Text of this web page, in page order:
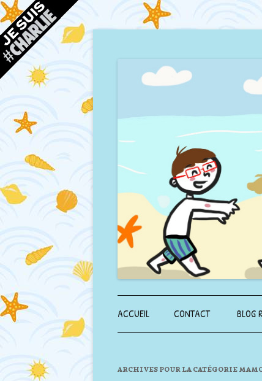
ACCUEIL CONTACT BLOG
ARCHIVES POUR LA CATÉGORIE